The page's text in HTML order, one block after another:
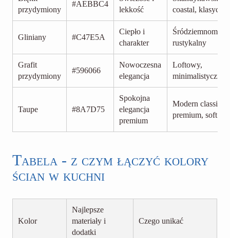
przydymiony
#AEBBC4
lekkość
coastal,
Gliniany #C47E5A
Ciepło i
charakter
rustykalny
Grafit
przydymiony
#596066
Nowoczesna
elegancja
Loftowy,
minimalistyczny
Taupe #8A7D75
Spokojna
elegancja
premium
Modern classic,
premium, soft loft
Tabela - z czym łączyć kolory
ścian w kuchni
Kolor
Najlepsze
materiały i
dodatki
Czego unikać